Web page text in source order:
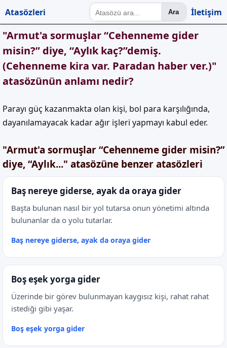
Atasözleri Ara İletişim
"Armut'a sormuşlar “Cehenneme gider
misin?” diye, “Aylık kaç?”demiş.
(Cehenneme kira var. Paradan haber ver.)"
atasözünün anlamı nedir?
Parayı güç kazanmakta olan kişi, bol para karşılığında,
dayanılamayacak kadar ağır işleri yapmayı kabul eder.
"Armut'a sormuşlar “Cehenneme gider misin?”
diye, “Aylık..." atasözüne benzer atasözleri
Baş nereye giderse, ayak da oraya gider
Başta bulunan nasıl bir yol tutarsa onun yönetimi altında
bulunanlar da o yolu tutarlar.
Baş nereye giderse, ayak da oraya gider
Boş eşek yorga gider
Üzerinde bir görev bulunmayan kaygısız kişi, rahat rahat
istediği gibi yaşar.
Boş eşek yorga gider